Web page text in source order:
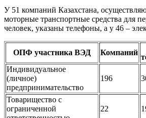
У 51 компаний Казахстана,
моторные транспортные средства для
человек, указаны телефоны, а у 46 –
ОПФ участника ВЭД Компаний
Индивидуальное
(личное)
предпринимательство
196
Товарищество с
ограниченной
22